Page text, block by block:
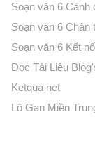
Soạn văn 6 Cánh
Soạn văn 6 Chân
Soạn văn 6 Kết
Đọc Tài Liệu
Ketqua net
Lô Gan Miền